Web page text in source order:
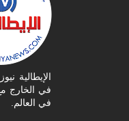
الإيطالية
في الخارج
في العالم.